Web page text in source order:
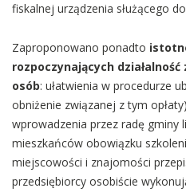
fiskalnej urządzenia służącego
Zaproponowano ponadto
rozpoczynających
osób: ułatwienia w procedurze
obniżenie związanej z tym
wprowadzenia przez radę gminy
mieszkańców obowiązku
miejscowości i znajomości
przedsiębiorcy osobiście